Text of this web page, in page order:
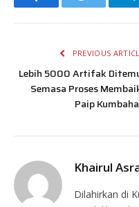
PREVIOUS
Lebih 5000 Artifak
Semasa Proses
Paip
Khairul
Dilahirkan di